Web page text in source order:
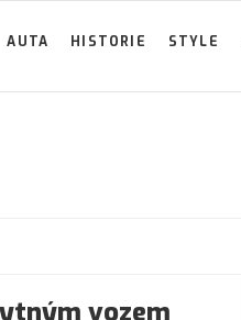
AUTA HISTORIE STYLE
vozem